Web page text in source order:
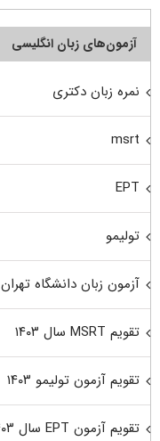
آزمون‌های زبان انگلیسی
نمره زبان دکتری
msrt
EPT
تولیمو
آزمون زبان دانشگاه تهران
تقویم MSRT سال ۱۴۰۳
تقویم آزمون تولیمو ۱۴۰۳
تقویم آزمون EPT سال ۱۴۰۳